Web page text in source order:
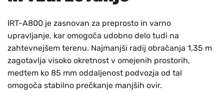
IRT-A800 je zasnovan za preprosto in varno
upravljanje, kar omogoča udobno delo tudi na
zahtevnejšem terenu. Najmanjši radij obračanja 1,35 m
zagotavlja visoko okretnost v omejenih prostorih,
medtem ko 85 mm oddaljenost podvozja od tal
omogoča stabilno prečkanje manjših ovir.